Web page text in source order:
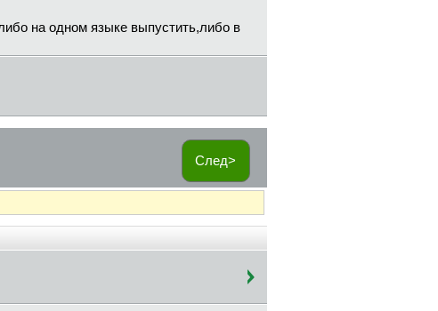
на одном языке выпустить,либо в
След>